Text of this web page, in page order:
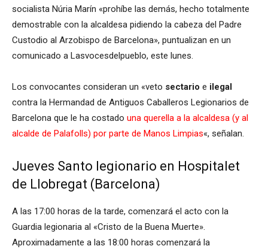
socialista Núria Marín «prohíbe las demás, hecho totalmente
demostrable con la alcaldesa pidiendo la cabeza del Padre
Custodio al Arzobispo de Barcelona», puntualizan en un
comunicado a Lasvocesdelpueblo, este lunes.
Los convocantes consideran un «veto sectario e ilegal
contra la Hermandad de Antiguos Caballeros Legionarios de
Barcelona que le ha costado una querella a la alcaldesa (y al
alcalde de Palafolls) por parte de Manos Limpias«, señalan.
Jueves Santo legionario en Hospitalet
de Llobregat (Barcelona)
A las 17:00 horas de la tarde, comenzará el acto con la
Guardia legionaria al «Cristo de la Buena Muerte».
Aproximadamente a las 18:00 horas comenzará la